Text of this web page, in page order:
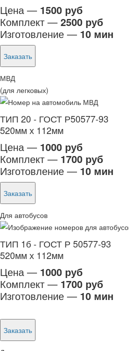
Цена — 1500 руб
Комплект — 2500 руб
Изготовление — 10 мин
Заказать
МВД
(для легковых)
ТИП 20 - ГОСТ Р50577-93
520мм х 112мм
Цена — 1000 руб
Комплект — 1700 руб
Изготовление — 10 мин
Заказать
Для автобусов
ТИП 1б - ГОСТ Р 50577-93
520мм х 112мм
Цена — 1000 руб
Комплект — 1700 руб
Изготовление — 10 мин
Заказать